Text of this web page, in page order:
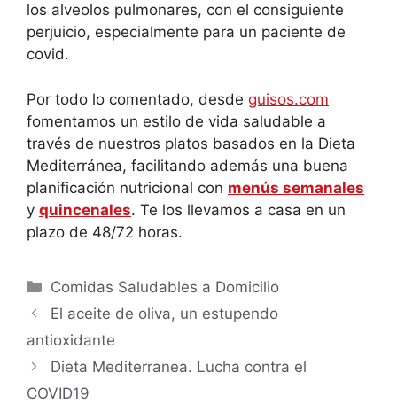
los alveolos pulmonares, con el consiguiente
perjuicio, especialmente para un paciente de
covid.
Por todo lo comentado, desde guisos.com
fomentamos un estilo de vida saludable a
través de nuestros platos basados en la Dieta
Mediterránea, facilitando además una buena
planificación nutricional con menús semanales
y quincenales. Te los llevamos a casa en un
plazo de 48/72 horas.
Comidas Saludables a Domicilio
El aceite de oliva, un estupendo
antioxidante
Dieta Mediterranea. Lucha contra el
COVID19